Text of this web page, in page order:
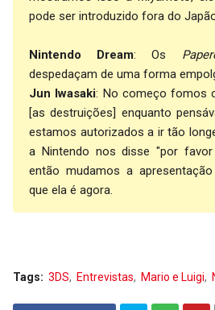
pode ser introduzido fora do
Nintendo Dream: Os
despedaçam de uma forma
Jun Iwasaki: No começo fomos
[as destruições] enquanto
estamos autorizados a ir tão
a Nintendo nos disse "por favor
então mudamos a
que ela é agora.
Tags: 3DS Entrevistas Mario e Luigi